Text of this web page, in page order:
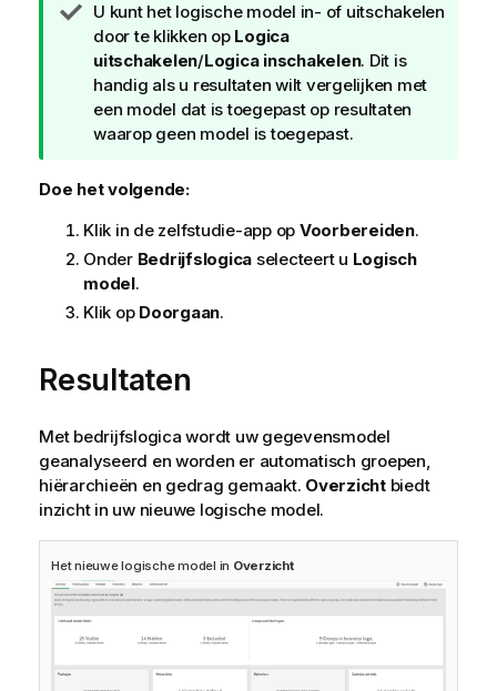
T
i
p
U kunt het logische model in- of uitschakelen
door te klikken op Logica
uitschakelen/Logica inschakelen. Dit is
handig als u resultaten wilt vergelijken met
een model dat is toegepast op resultaten
waarop geen model is toegepast.
Doe het volgende:
Klik in de zelfstudie-app op Voorbereiden.
Onder Bedrijfslogica selecteert u Logisch
model.
Klik op Doorgaan.
Resultaten
Met bedrijfslogica wordt uw gegevensmodel
geanalyseerd en worden er automatisch groepen,
hiërarchieën en gedrag gemaakt. Overzichtbiedt
inzicht in uw nieuwe logische model.
Het nieuwe logische model in Overzicht